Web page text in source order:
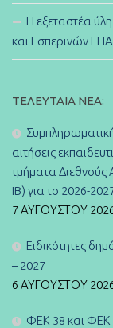
Η εξεταστέα
και Εσπερινών
ΤΕΛΕΥΤΑΊΑ ΝΈΑ:
αιτήσεις
τμήματα
IB) για το 2026-
7 ΑΥΓΟΎΣΤΟΥ
Ειδικότητες
– 2027
6 ΑΥΓΟΎΣΤΟΥ
ΦΕΚ 38 και ΦΕΚ